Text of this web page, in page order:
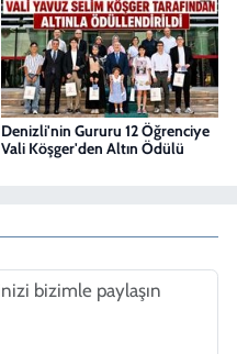
Denizli'nin Gururu 12 Öğrenciye
Vali Köşger'den Altın Ödülü